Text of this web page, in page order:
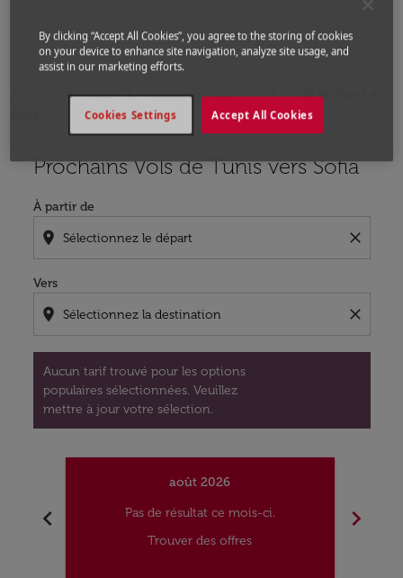
Vols Vols pour Bulgarie
Vols de Tunis a
Prochains Vols de Tunis vers Sofia
À partir de
location_on close
Vers
location_on close
Aucun tarif trouvé pour les options
populaires sélectionnées. Veuillez
mettre à jour votre sélection.
Aucun tarif trouvé pour les options populaires
chevron_left
août 2026
Pas de résultat ce mois-ci.
Trouver des offres
chevron_right
By clicking “Accept All Cookies”, you agree to the storing of cookies
on your device to enhance site navigation, analyze site usage, and
assist in our marketing efforts.
Accept All Cookies
Cookies Settings